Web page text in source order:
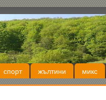
спорт жълтини микс